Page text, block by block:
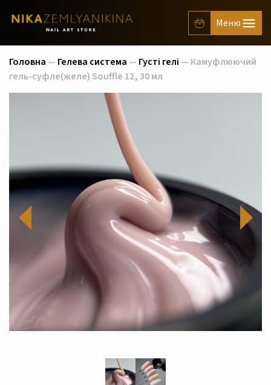
Головна — Гелева система — Густі гелі — Камуфлюючий
гель-суфле(желе) Souffle 12, 30 мл